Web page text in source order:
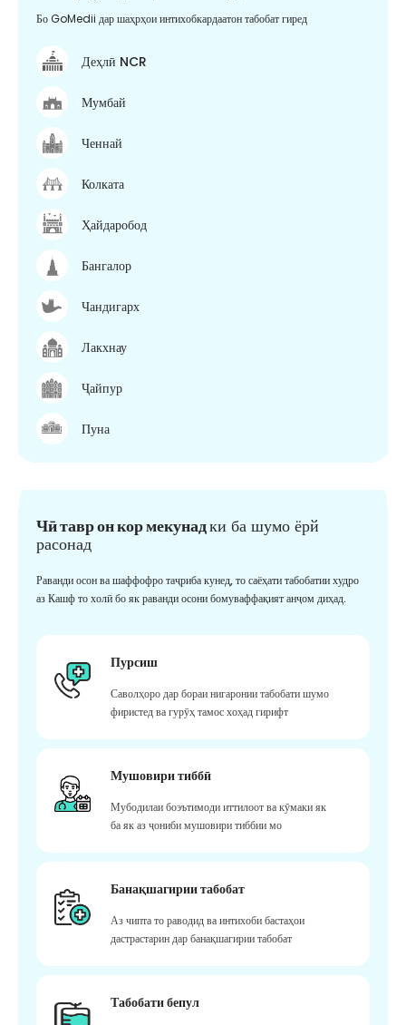
Бо GoMedii дар шаҳрҳои интихобкардаатон табобат гиред
Деҳлӣ NCR
Мумбай
Ченнай
Колката
Ҳайдаробод
Бангалор
Чандигарх
Лакхнау
Ҷайпур
Пуна
Чӣ тавр он кор мекунадки ба шумо ёрй
расонад
Раванди осон ва шаффофро таҷриба кунед, то саёҳати табобатии худро
аз Кашф то холӣ бо як раванди осони бомуваффақият анҷом диҳад.
Пурсиш
Саволҳоро дар бораи нигаронии табобати шумо
фиристед ва гурӯҳ тамос хоҳад гирифт
Мушовири тиббӣ
Мубодилаи боэътимоди иттилоот ва кӯмаки як
ба як аз ҷониби мушовири тиббии мо
Банақшагирии табобат
Аз чипта то раводид ва интихоби бастаҳои
дастрастарин дар банақшагирии табобат
Табобати бепул